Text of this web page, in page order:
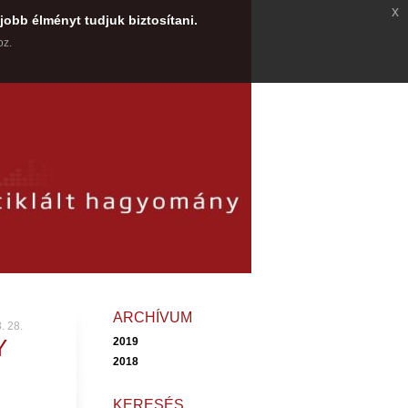
28.
ARCHÍVUM
2019
2018
KERESÉS
élményt tudjuk biztosítani.
x